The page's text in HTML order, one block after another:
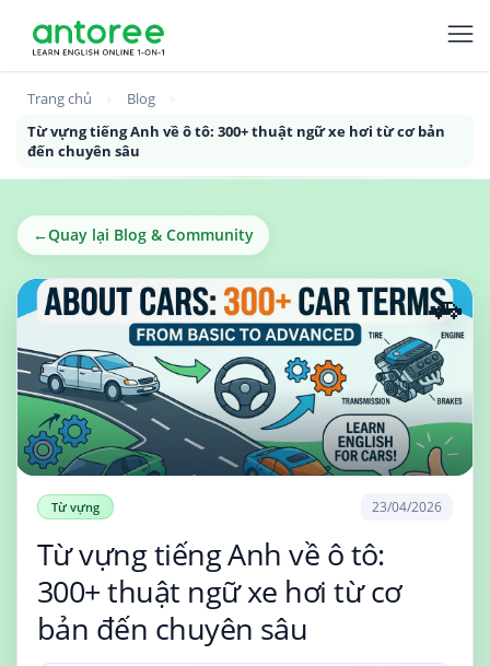
Trang chủ
Blog
Từ vựng tiếng Anh về ô tô: 300+ thuật ngữ xe hơi từ cơ bản
đến chuyên sâu
←Quay lại Blog & Community
🚗
Từ vựng 23/04/2026
Từ vựng tiếng Anh về ô tô:
300+ thuật ngữ xe hơi từ cơ
bản đến chuyên sâu